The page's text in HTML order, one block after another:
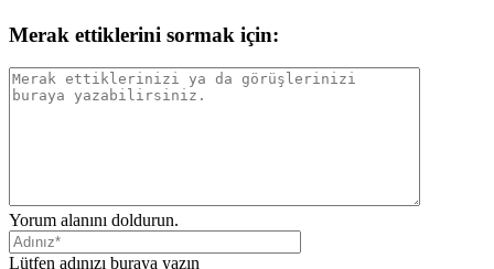
Merak ettiklerini sormak için:
Yorum alanını doldurun.
Lütfen adınızı buraya yazın